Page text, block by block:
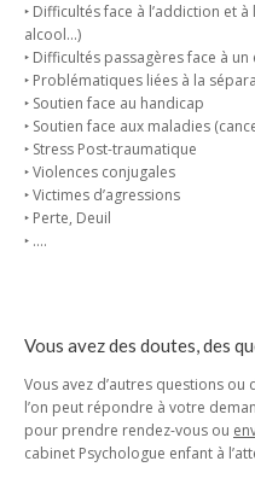
‣ Difficultés face à l’addiction et
alcool…)
‣ Difficultés passagères face à
‣ Problématiques liées à la
‣ Soutien face au handicap
‣ Soutien face aux maladies
‣ Stress Post-traumatique
‣ Violences conjugales
‣ Victimes d’agressions
‣ Perte, Deuil
‣ ….
Vous avez des doutes, des
Vous avez d’autres questions
l’on peut répondre à votre
pour prendre rendez-vous ou
cabinet Psychologue enfant à